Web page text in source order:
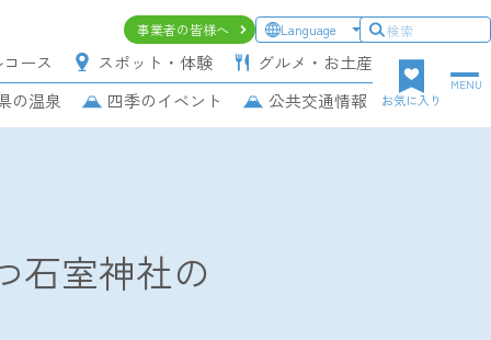
ヘ
ッ
ダ
ー
上
ー
シ
事業者の皆様へ
Language
ース スポット・体験 グルメ・お土産
の温泉 四季のイベント 公共交通情報 お気に入り
MENU
石室神社の